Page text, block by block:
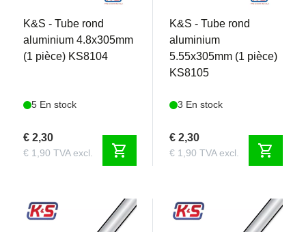
K&S - Tube rond
aluminium 4.8x305mm
(1 pièce) KS8104
5 En stock
€ 2,30
€ 1,90 TVA excl. shopping_cart
K&S - Tube rond
aluminium
5.55x305mm (1 pièce)
KS8105
3 En stock
€ 2,30
€ 1,90 TVA excl. shopping_cart